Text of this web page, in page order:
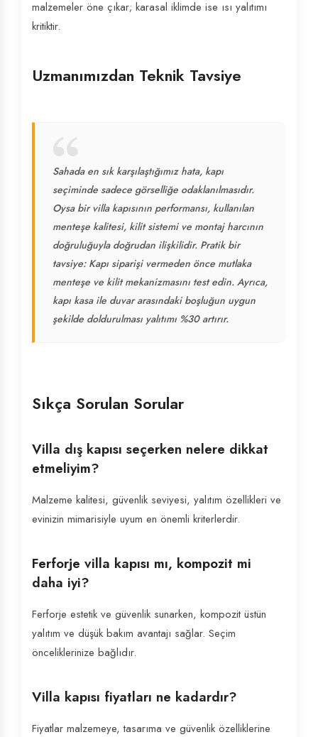
malzemeler öne çıkar; karasal iklimde ise ısı yalıtımı
kritiktir.
Uzmanımızdan Teknik Tavsiye
Sahada en sık karşılaştığımız hata, kapı
seçiminde sadece görselliğe odaklanılmasıdır.
Oysa bir villa kapısının performansı, kullanılan
menteşe kalitesi, kilit sistemi ve montaj harcının
doğruluğuyla doğrudan ilişkilidir. Pratik bir
tavsiye: Kapı siparişi vermeden önce mutlaka
menteşe ve kilit mekanizmasını test edin. Ayrıca,
kapı kasa ile duvar arasındaki boşluğun uygun
şekilde doldurulması yalıtımı %30 artırır.
Sıkça Sorulan Sorular
Villa dış kapısı seçerken nelere dikkat
etmeliyim?
Malzeme kalitesi, güvenlik seviyesi, yalıtım özellikleri ve
evinizin mimarisiyle uyum en önemli kriterlerdir.
Ferforje villa kapısı mı, kompozit mi
daha iyi?
Ferforje estetik ve güvenlik sunarken, kompozit üstün
yalıtım ve düşük bakım avantajı sağlar. Seçim
önceliklerinize bağlıdır.
Villa kapısı fiyatları ne kadardır?
Fiyatlar malzemeye, tasarıma ve güvenlik özelliklerine